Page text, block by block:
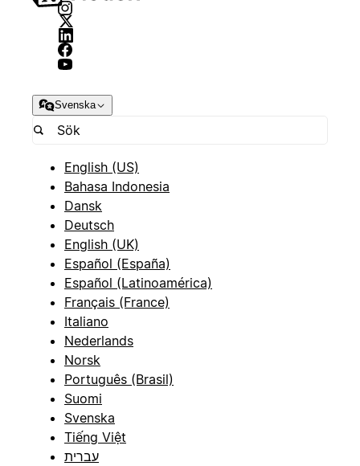
Svenska
English (US)
Bahasa Indonesia
Dansk
Deutsch
English (UK)
Español (España)
Español (Latinoamérica)
Français (France)
Italiano
Nederlands
Norsk
Português (Brasil)
Suomi
Svenska
Tiếng Việt
עברית